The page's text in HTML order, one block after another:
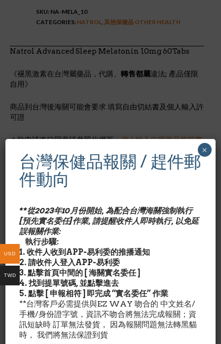
SKU: NA-MELA_10
CATEGORIES: NATROL 其他保健品 OTHER HEALTH
Natrol Advanced Sleep Melatonin 10mg 60Tabs
《褪黑激素在台灣屬藥品，代購、 轉售都屬違法; 產品僅限
自用》
商品到台灣後海關可能會要求 填寫自由切結書及個人輸入許
可證
＊欲申請進口同意請參照此網頁：個人輸入自用藥品規範專
項，下載後按規定辦理即可）
＊如果申請非處方藥自用進口，規定是不能超過12瓶或總量
產品特色/Description:
高劑量10mg褪黑激素；非藥品；不上癮
幫助進入睡眠；持續好眠；兩段控制釋放劑量 （2-layered,
controlled Release）
使身體受老化,時差,煩惱及壓力影響失眠/淺眠的人,達到休息狀態
有助調節正常睡眠規律
常見問題：1。使用 褪黑激素 每日最高劑量：
專家建議短期（3個月）每日服用10mg,不會造成健康顧
慮。 超過3個月長期服用時， 請先與醫療人員討論後再服
用。2。什麼情況不適合使用此商品：
懷孕，哺乳，預期有生理或心裡疾病者，正在服用藥物者，
台灣保健品報關 / 趕件郵
件動向
**從2023年10月份開始, 為配合台灣海關強制執行
[預先實名委任]作業, 請提醒收件人即時執行, 以免延
誤報關作業:
執行步驟:
1. 收件人收到APP-易利委的推播通知
2. 請收件人登入APP-易利委
3. 點擊首頁中間的 [ 海關實名委任 ]
4. 找到提單號碼, 並點擊進去
5. 點擊 [ 申報相符 ] 即完成 “實名委任” 作業
**台灣客戶必需提供與EZ WAY 吻合的 中文姓名/
手機/身份證字號，資訊不吻合將無法完成報關；資
訊短缺時 訂單無法發貨， 因為報關問題無法轉黑貓
時， 我們將無法保證到貨
×
USD
TWD